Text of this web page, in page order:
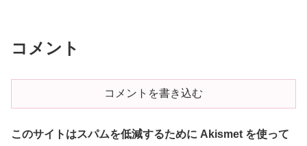
コメント
コメントを書き込む
このサイトはスパムを低減するために Akismet を使って